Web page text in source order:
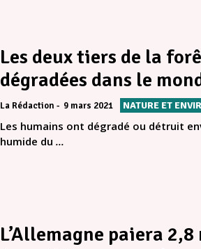
Les deux tiers de la
dégradées dans le
La Rédaction 9 mars 2021 NATURE ET
Les humains ont dégradé ou détruit
humide du ...
L’Allemagne paiera